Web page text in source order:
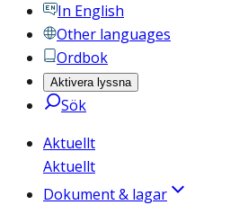
In English
Other languages
Ordbok
Aktivera lyssna
Sök
Aktuellt
Aktuellt
Dokument & lagar